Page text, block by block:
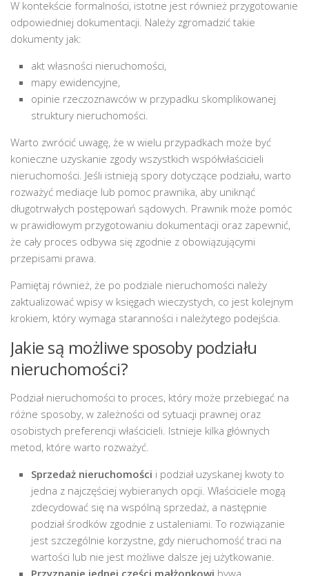
W kontekście formalności, istotne jest również przygotowanie
odpowiedniej dokumentacji. Należy zgromadzić takie
dokumenty jak:
akt własności nieruchomości,
mapy ewidencyjne,
opinie rzeczoznawców w przypadku skomplikowanej
struktury nieruchomości.
Warto zwrócić uwagę, że w wielu przypadkach może być
konieczne uzyskanie zgody wszystkich współwłaścicieli
nieruchomości. Jeśli istnieją spory dotyczące podziału, warto
rozważyć mediacje lub pomoc prawnika, aby uniknąć
długotrwałych postępowań sądowych. Prawnik może pomóc
w prawidłowym przygotowaniu dokumentacji oraz zapewnić,
że cały proces odbywa się zgodnie z obowiązującymi
przepisami prawa.
Pamiętaj również, że po podziale nieruchomości należy
zaktualizować wpisy w księgach wieczystych, co jest kolejnym
krokiem, który wymaga staranności i należytego podejścia.
Jakie są możliwe sposoby podziału
nieruchomości?
Podział nieruchomości to proces, który może przebiegać na
różne sposoby, w zależności od sytuacji prawnej oraz
osobistych preferencji właścicieli. Istnieje kilka głównych
metod, które warto rozważyć.
Sprzedaż nieruchomości i podział uzyskanej kwoty to
jedna z najczęściej wybieranych opcji. Właściciele mogą
zdecydować się na wspólną sprzedaż, a następnie
podział środków zgodnie z ustaleniami. To rozwiązanie
jest szczególnie korzystne, gdy nieruchomość traci na
wartości lub nie jest możliwe dalsze jej użytkowanie.
Przyznanie jednej części małżonkowi bywa